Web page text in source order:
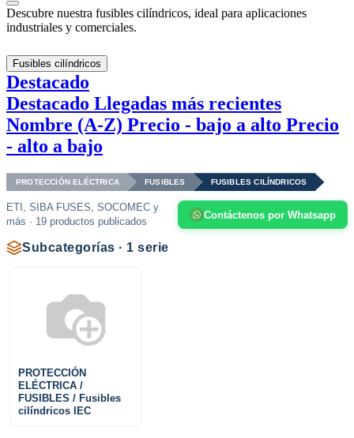
Descubre nuestra fusibles cilíndricos, ideal para aplicaciones
industriales y comerciales.
Fusibles cilíndricos
Destacado
Destacado Llegadas más recientes
Nombre (A-Z) Precio - bajo a alto Precio
- alto a bajo
PROTECCIÓN ELÉCTRICA FUSIBLES FUSIBLES CILÍNDRICOS
ETI, SIBA FUSES, SOCOMEC y
más · 19 productos publicados
Contáctenos por Whatsapp
Subcategorías · 1 serie
PROTECCIÓN
ELÉCTRICA /
FUSIBLES / Fusibles
cilíndricos IEC